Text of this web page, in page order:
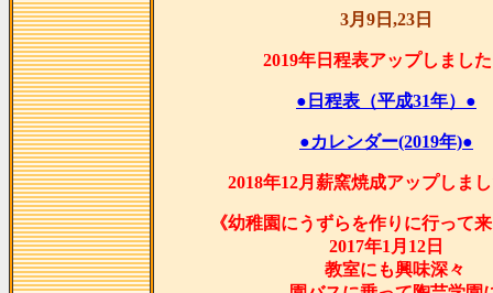
3月9日,23日
2019年日程表アップしまし
●日程表（平成31年）●
●カレンダー(2019年)●
2018年12月薪窯焼成アップしま
《幼稚園にうずらを作りに行って
2017年1月12日
教室にも興味深々